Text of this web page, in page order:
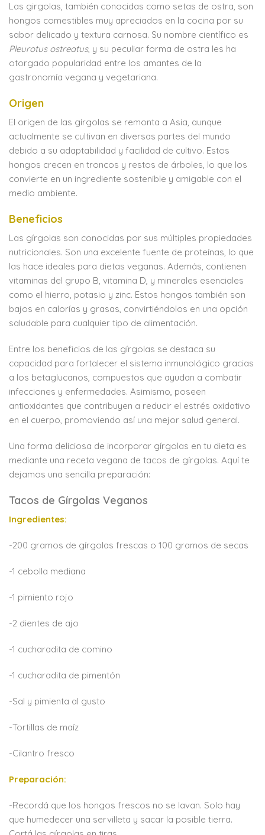
Las girgolas, también conocidas como setas de ostra, son
hongos comestibles muy apreciados en la cocina por su
sabor delicado y textura carnosa. Su nombre científico es
Pleurotus ostreatus, y su peculiar forma de ostra les ha
otorgado popularidad entre los amantes de la
gastronomía vegana y vegetariana.
Origen
El origen de las gírgolas se remonta a Asia, aunque
actualmente se cultivan en diversas partes del mundo
debido a su adaptabilidad y facilidad de cultivo. Estos
hongos crecen en troncos y restos de árboles, lo que los
convierte en un ingrediente sostenible y amigable con el
medio ambiente.
Beneficios
Las gírgolas son conocidas por sus múltiples propiedades
nutricionales. Son una excelente fuente de proteínas, lo que
las hace ideales para dietas veganas. Además, contienen
vitaminas del grupo B, vitamina D, y minerales esenciales
como el hierro, potasio y zinc. Estos hongos también son
bajos en calorías y grasas, convirtiéndolos en una opción
saludable para cualquier tipo de alimentación.
Entre los beneficios de las gírgolas se destaca su
capacidad para fortalecer el sistema inmunológico gracias
a los betaglucanos, compuestos que ayudan a combatir
infecciones y enfermedades. Asimismo, poseen
antioxidantes que contribuyen a reducir el estrés oxidativo
en el cuerpo, promoviendo así una mejor salud general.
Una forma deliciosa de incorporar gírgolas en tu dieta es
mediante una receta vegana de tacos de gírgolas. Aquí te
dejamos una sencilla preparación:
Tacos de Gírgolas Veganos
Ingredientes:
-200 gramos de gírgolas frescas o 100 gramos de secas
-1 cebolla mediana
-1 pimiento rojo
-2 dientes de ajo
-1 cucharadita de comino
-1 cucharadita de pimentón
-Sal y pimienta al gusto
-Tortillas de maíz
-Cilantro fresco
Preparación:
-Recordá que los hongos frescos no se lavan. Solo hay
que humedecer una servilleta y sacar la posible tierra.